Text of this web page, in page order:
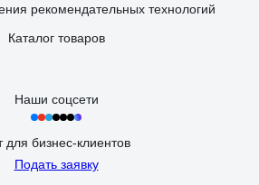
рекомендательных технологий
Каталог товаров
Наши соцсети
для бизнес-клиентов
Подать заявку